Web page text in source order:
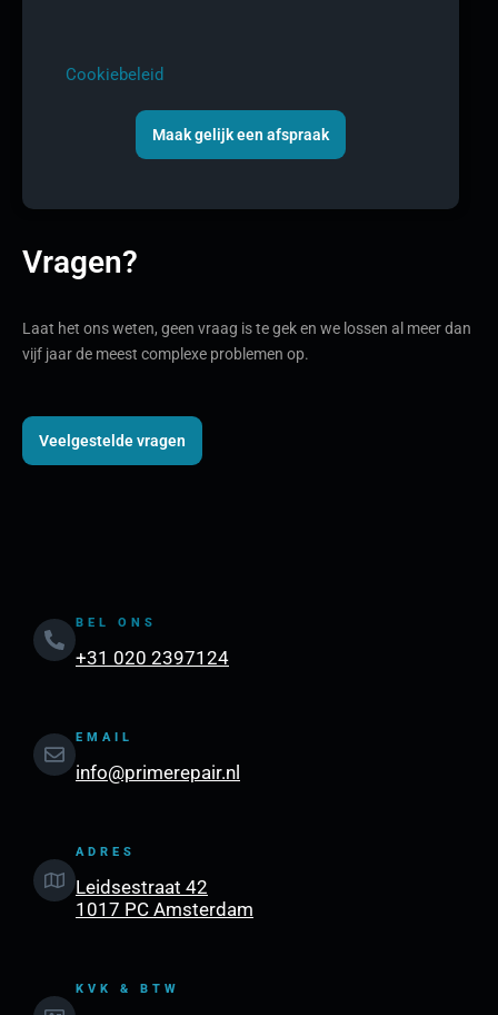
Cookiebeleid
Maak gelijk een afspraak
Vragen?
Laat het ons weten, geen vraag is te gek en we lossen al meer dan
vijf jaar de meest complexe problemen op.
Veelgestelde vragen
BEL ONS
+31 020 2397124
EMAIL
info@primerepair.nl
ADRES
Leidsestraat 42
1017 PC Amsterdam
KVK & BTW